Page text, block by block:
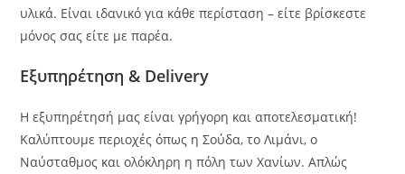
υλικά. Είναι ιδανικό για κάθε περίσταση – είτε βρίσκεστε
μόνος σας είτε με παρέα.
Εξυπηρέτηση & Delivery
Η εξυπηρέτησή μας είναι γρήγορη και αποτελεσματική!
Καλύπτουμε περιοχές όπως η Σούδα, το Λιμάνι, ο
Ναύσταθμος και ολόκληρη η πόλη των Χανίων. Απλώς